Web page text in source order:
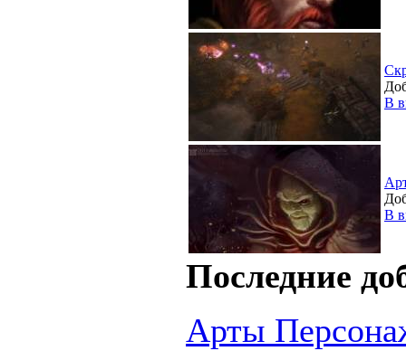
В
В
Последние
Арты